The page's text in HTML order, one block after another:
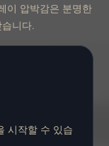
이 압박감은 분명한
니다.
시작할 수 있습